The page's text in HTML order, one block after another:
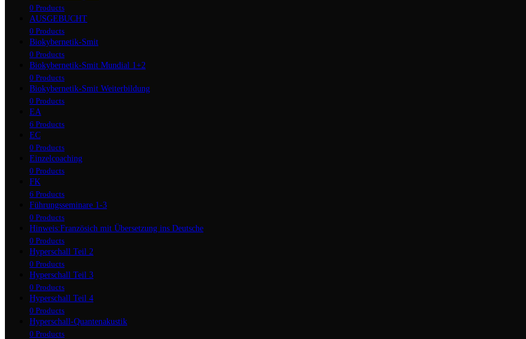
0 Products
AUSGEBUCHT
0 Products
Biokybernetik-Smit
0 Products
Biokybernetik-Smit Mundial 1+2
0 Products
Biokybernetik-Smit Weiterbildung
0 Products
EA
6 Products
EC
0 Products
Einzelcoaching
0 Products
FK
6 Products
Führungsseminare 1-3
0 Products
Hinweis:Französich mit Übersetzung ins Deutsche
0 Products
Hyperschall Teil 2
0 Products
Hyperschall Teil 3
0 Products
Hyperschall Teil 4
0 Products
Hyperschall-Quantenakustik
0 Products